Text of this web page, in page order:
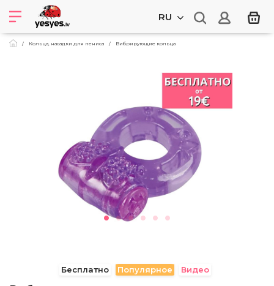
RU
Кольца, насадки для пениса Вибрирующие кольца
Бесплатно Популярное Видео